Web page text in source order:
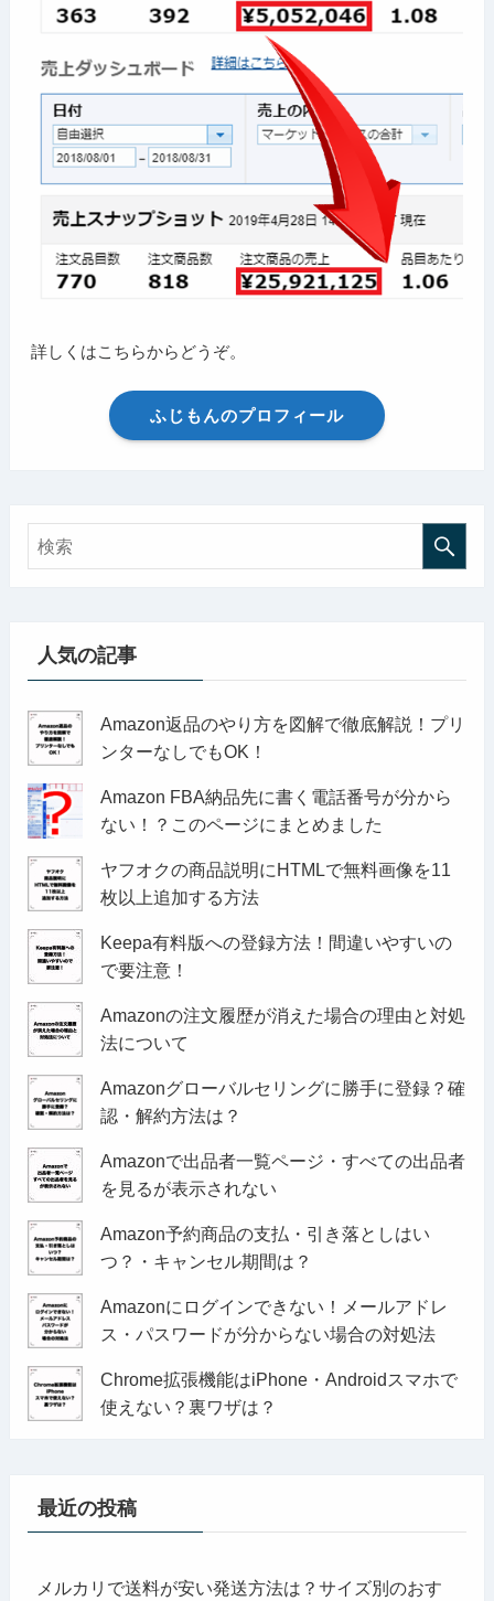
詳しくはこちらからどうぞ。
ふじもんのプロフィール
人気の記事
Amazon返品のやり方を図解で徹底解説！プリ
ンターなしでもOK！
Amazon FBA納品先に書く電話番号が分から
ない！？このページにまとめました
ヤフオクの商品説明にHTMLで無料画像を11
枚以上追加する方法
Keepa有料版への登録方法！間違いやすいの
で要注意！
Amazonの注文履歴が消えた場合の理由と対処
法について
Amazonグローバルセリングに勝手に登録？確
認・解約方法は？
Amazonで出品者一覧ページ・すべての出品者
を見るが表示されない
Amazon予約商品の支払・引き落としはい
つ？・キャンセル期間は？
Amazonにログインできない！メールアドレ
ス・パスワードが分からない場合の対処法
Chrome拡張機能はiPhone・Androidスマホで
使えない？裏ワザは？
最近の投稿
メルカリで送料が安い発送方法は？サイズ別のおす